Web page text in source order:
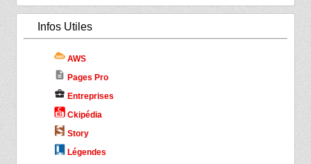
Infos Utiles
AWS
description Pages Pro
business_center Entreprises
Ckipédia
Story
Légendes